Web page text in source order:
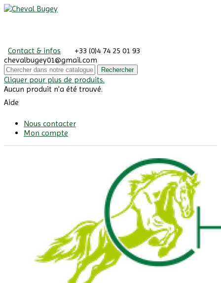
Contact & infos
+33 (0)4 74 25 01 93
chevalbugey01@gmail.com
Rechercher
Cliquer pour plus de produits.
Aucun produit n'a été trouvé.
Aide
Nous contacter
Mon compte